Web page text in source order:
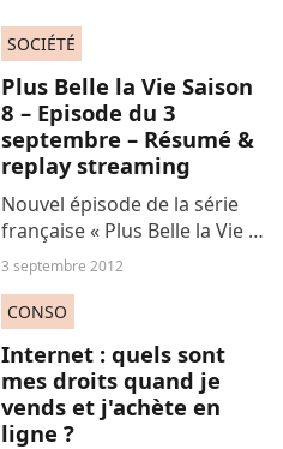
Passées les douces semaines
estivales où une...
SOCIÉTÉ
Plus Belle la Vie Saison
8 – Episode du 3
septembre – Résumé &
replay streaming
Nouvel épisode de la série
française « Plus Belle la Vie »
ce soir aux alentours de
20h10 sur France 3.
Terrafemina vous propose
donc de découvrir le résumé
de l’épisode inédit diffusé...
3 septembre 2012
CONSO
Internet : quels sont
mes droits quand je
vends et j'achète en
ligne ?